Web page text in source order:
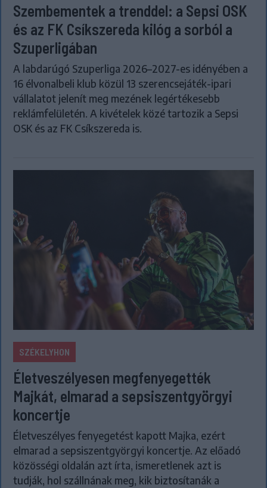
Szembementek a trenddel: a Sepsi OSK
és az FK Csíkszereda kilóg a sorból a
Szuperligában
A labdarúgó Szuperliga 2026–2027-es idényében a
16 élvonalbeli klub közül 13 szerencsejáték-ipari
vállalatot jelenít meg mezének legértékesebb
reklámfelületén. A kivételek közé tartozik a Sepsi
OSK és az FK Csíkszereda is.
SZÉKELYHON
Életveszélyesen megfenyegették
Majkát, elmarad a sepsiszentgyörgyi
koncertje
Életveszélyes fenyegetést kapott Majka, ezért
elmarad a sepsiszentgyörgyi koncertje. Az előadó
közösségi oldalán azt írta, ismeretlenek azt is
tudják, hol szállnának meg, kik biztosítanák a